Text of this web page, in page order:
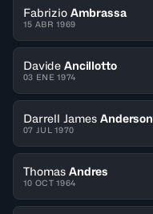
Fabrizio Ambrassa
15 ABR 1969
Davide Ancillotto
03 ENE 1974
Darrell James Anderson
07 JUL 1970
Thomas Andres
10 OCT 1964